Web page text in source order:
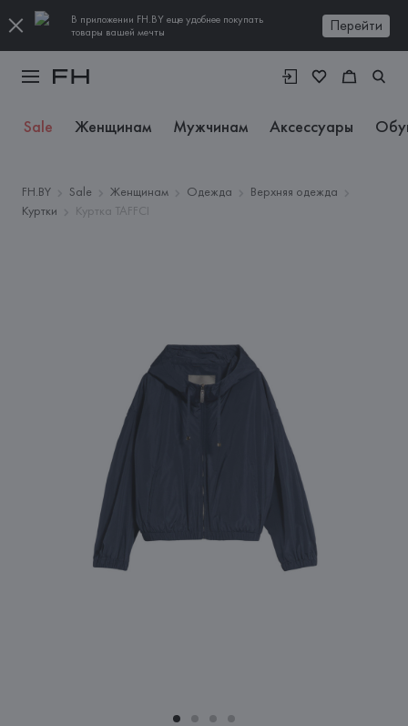
В приложении FH.BY еще удобнее покупать
товары вашей мечты
Перейти
Sale Женщинам Мужчинам Аксессуары
FH.BY Sale Женщинам Одежда
Верхняя одежда
Куртки
Куртка TAFFCI